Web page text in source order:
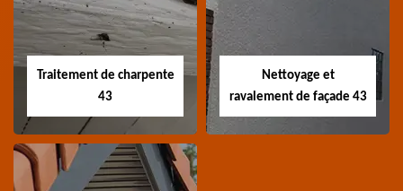
Devis nettoyage de
toiture 43 Haute-Loire
Devis réparation de
toiture 43 Haute-Loire
Traitement de charpente
43
Nettoyage et
ravalement de façade 43